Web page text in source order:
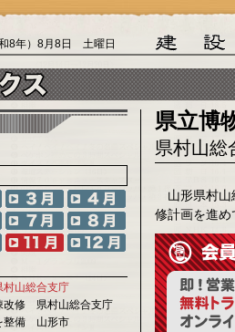
8年）8月8日 土曜日
山総合支庁
改修 県村山総合支庁
整備 山形市
県立博
県村山総
山形県村山
修計画を進